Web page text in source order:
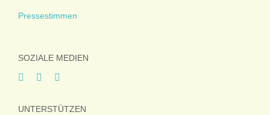
Pressestimmen
SOZIALE MEDIEN
UNTERSTÜTZEN